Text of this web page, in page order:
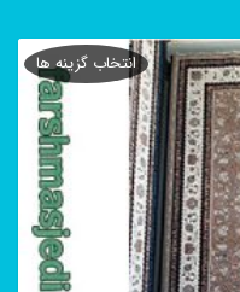
انتخاب گزینه ها